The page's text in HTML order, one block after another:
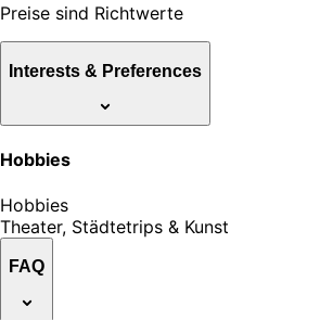
Preise sind Richtwerte
Interests & Preferences
Hobbies
Hobbies
Theater, Städtetrips & Kunst
FAQ